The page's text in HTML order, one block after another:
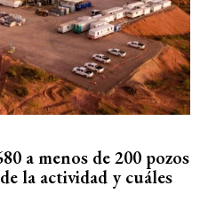
a menos de 200 pozos
la actividad y cuáles